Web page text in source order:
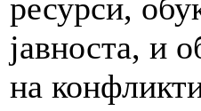
ресурси,
јавноста, и
на